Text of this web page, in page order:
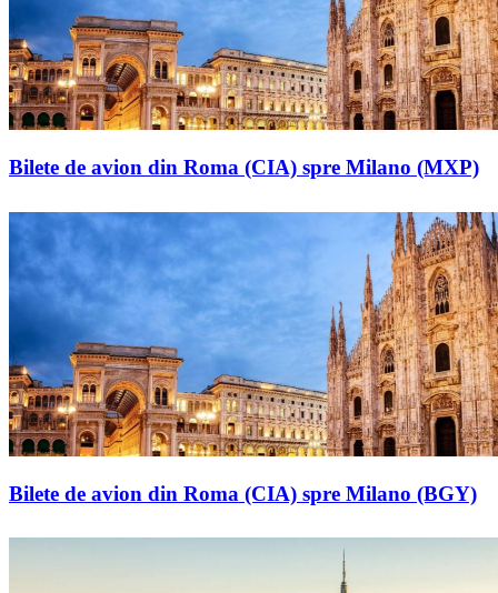
Bilete de avion din Roma (CIA) spre Milano (MXP)
Bilete de avion din Roma (CIA) spre Milano (BGY)